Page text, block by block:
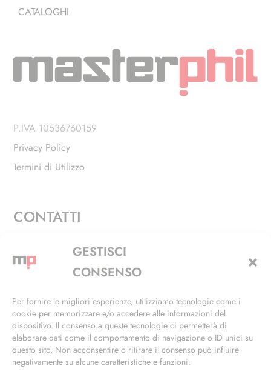
GESTISCI
CONSENSO
Per fornire le migliori esperienze, utilizziamo tecnologie come i
cookie per memorizzare e/o accedere alle informazioni del
dispositivo. Il consenso a queste tecnologie ci permetterà di
elaborare dati come il comportamento di navigazione o ID unici su
questo sito. Non acconsentire o ritirare il consenso può influire
negativamente su alcune caratteristiche e funzioni.
CATALOGHI
P.IVA 10536760159
Privacy Policy
Termini di Utilizzo
CONTATTI
Via Alfieri, 27 - Trezzano Sul Naviglio (MI)
+39 02 4846 3155
info@masterphil.it